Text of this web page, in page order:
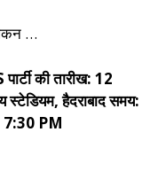
…
की तारीख: 12
स्टेडियम, हैदराबाद समय:
PM